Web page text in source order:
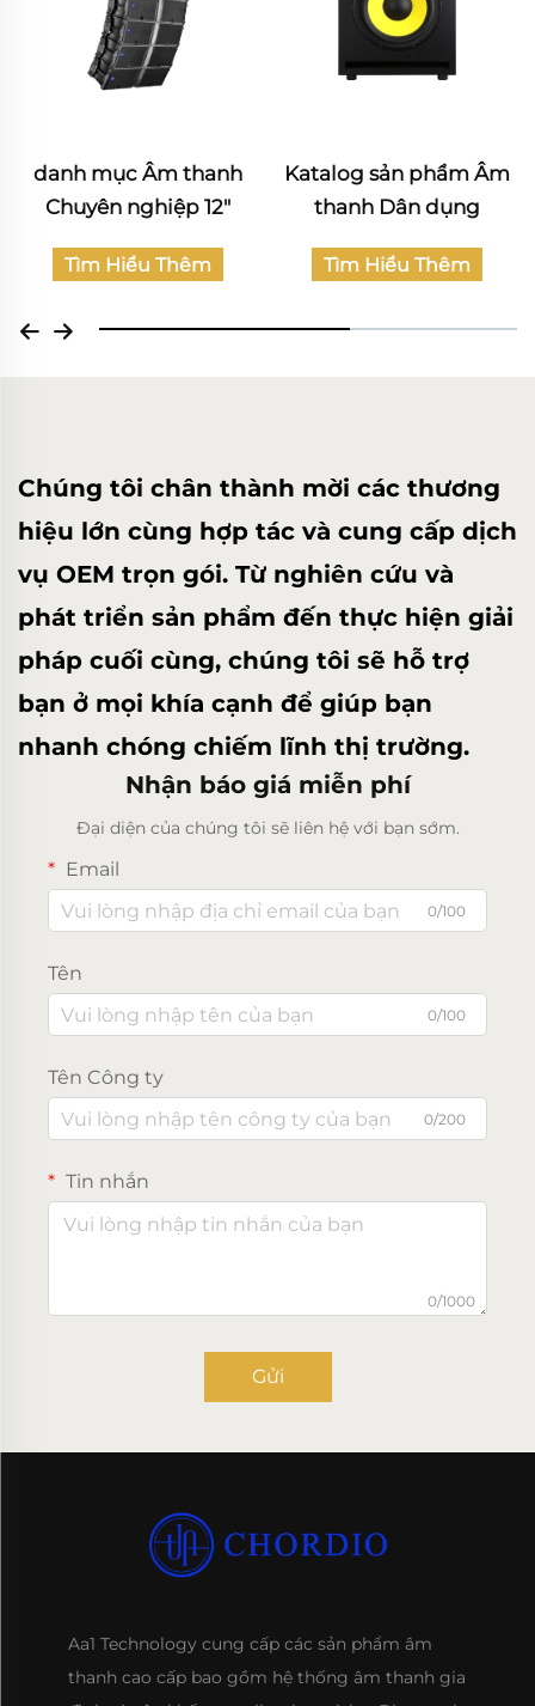
danh mục Âm thanh
Chuyên nghiệp 12"
Tìm Hiểu Thêm
Katalog sản phẩm Âm
thanh Dân dụng
Tìm Hiểu Thêm
Chúng tôi chân thành mời các thương
hiệu lớn cùng hợp tác và cung cấp dịch
vụ OEM trọn gói. Từ nghiên cứu và
phát triển sản phẩm đến thực hiện giải
pháp cuối cùng, chúng tôi sẽ hỗ trợ
bạn ở mọi khía cạnh để giúp bạn
nhanh chóng chiếm lĩnh thị trường.
Nhận báo giá miễn phí
Đại diện của chúng tôi sẽ liên hệ với bạn sớm.
Email
0/100
Tên
0/100
Tên Công ty
0/200
Tin nhắn
0/1000
Gửi
Aa1 Technology cung cấp các sản phẩm âm
thanh cao cấp bao gồm hệ thống âm thanh gia